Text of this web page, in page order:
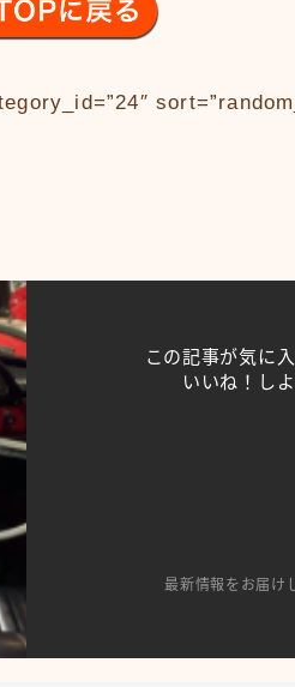
この記事が気に
いいね！しよ
最新情報をお届け